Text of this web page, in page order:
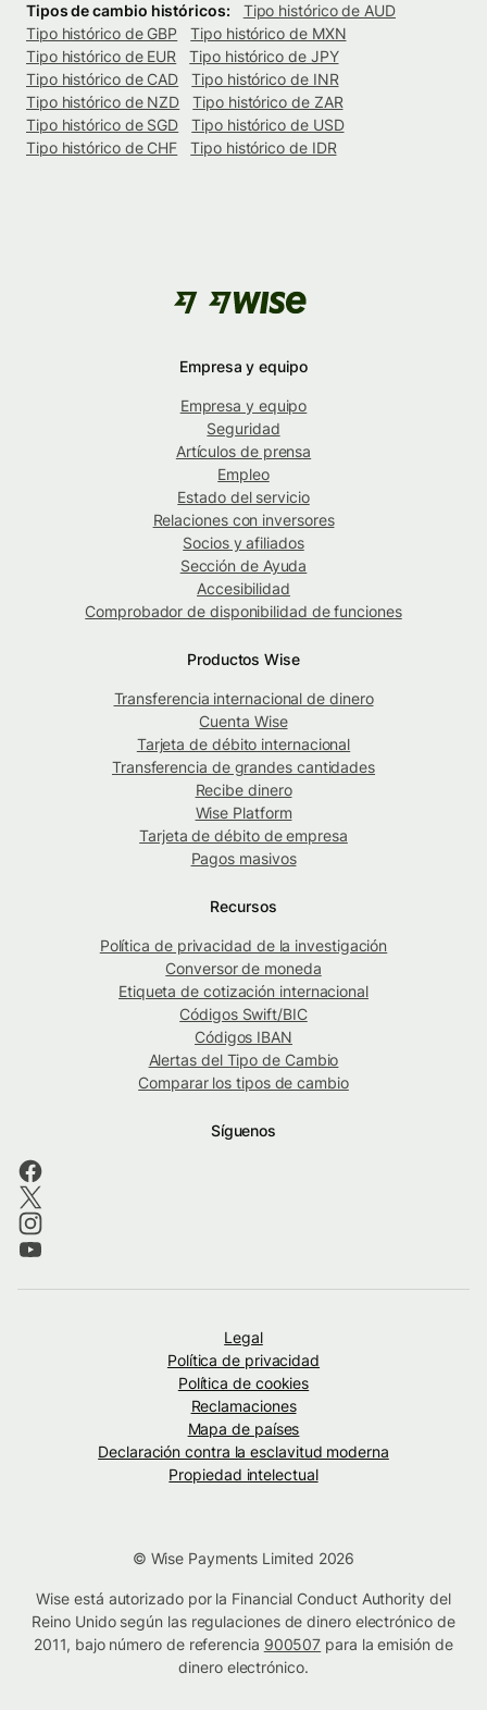
Tipos de cambio históricos:
Tipo histórico de AUD
Tipo histórico de GBP
Tipo histórico de MXN
Tipo histórico de EUR
Tipo histórico de JPY
Tipo histórico de CAD
Tipo histórico de INR
Tipo histórico de NZD
Tipo histórico de ZAR
Tipo histórico de SGD
Tipo histórico de USD
Tipo histórico de CHF
Tipo histórico de IDR
Empresa y equipo
Empresa y equipo
Seguridad
Artículos de prensa
Empleo
Estado del servicio
Relaciones con inversores
Socios y afiliados
Sección de Ayuda
Accesibilidad
Comprobador de disponibilidad de funciones
Productos Wise
Transferencia internacional de dinero
Cuenta Wise
Tarjeta de débito internacional
Transferencia de grandes cantidades
Recibe dinero
Wise Platform
Tarjeta de débito de empresa
Pagos masivos
Recursos
Política de privacidad de la investigación
Conversor de moneda
Etiqueta de cotización internacional
Códigos Swift/BIC
Códigos IBAN
Alertas del Tipo de Cambio
Comparar los tipos de cambio
Síguenos
Legal
Política de privacidad
Política de cookies
Reclamaciones
Mapa de países
Declaración contra la esclavitud moderna
Propiedad intelectual
© Wise Payments Limited 2026
Wise está autorizado por la Financial Conduct Authority del
Reino Unido según las regulaciones de dinero electrónico de
2011, bajo número de referencia 900507 para la emisión de
dinero electrónico.